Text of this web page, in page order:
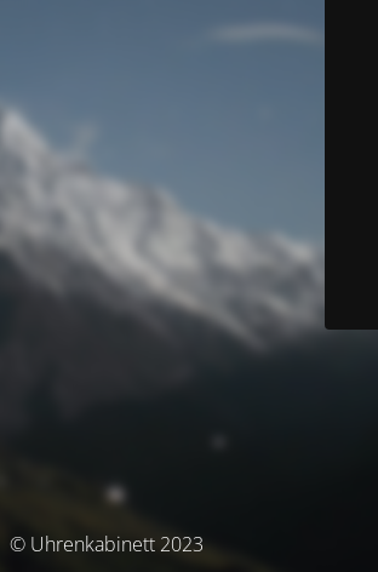
© Uhrenkabinett 2023